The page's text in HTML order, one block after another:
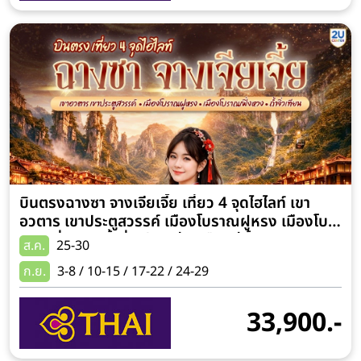
บินตรงฉางซา จางเจียเจี้ย เที่ยว 4 จุดไฮไลท์ เขา
อวตาร เขาประตูสวรรค์ เมืองโบราณฝูหรง เมืองโบ
ราณเฟิ่งหวง ถ้ำจิ่วเทียน ล่องเรือแม่น้ำเหมาหยาน
เหอ นั่งรถไฟ MAGLEV 6 วัน 5 คืน (นั่งรถไฟ
ความเร็วสูง) พักโรงแรม 5 ดาว โดยสายการบิน
Thai Airways (TG)
ส.ค.
25-30
ก.ย.
3-8 / 10-15 / 17-22 / 24-29
33,900.-